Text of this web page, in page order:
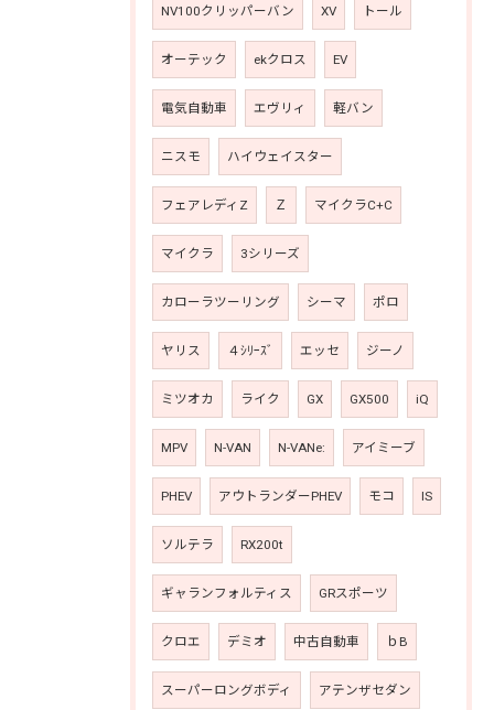
NV100クリッパーバン XV トール
オーテック ekクロス EV
電気自動車 エヴリィ 軽バン
ニスモ ハイウェイスター
フェアレディZ Ｚ マイクラC+C
マイクラ 3シリーズ
カローラツーリング シーマ ポロ
ヤリス ４ｼﾘｰｽﾞ エッセ ジーノ
ミツオカ ライク GX GX500 iQ
MPV N-VAN N-VANe: アイミーブ
PHEV アウトランダーPHEV モコ IS
ソルテラ RX200t
ギャランフォルティス GRスポーツ
クロエ デミオ 中古自動車 ｂB
スーパーロングボディ アテンザセダン